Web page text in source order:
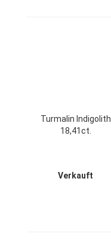
Turmalin Indigolith
18,41ct.
Verkauft